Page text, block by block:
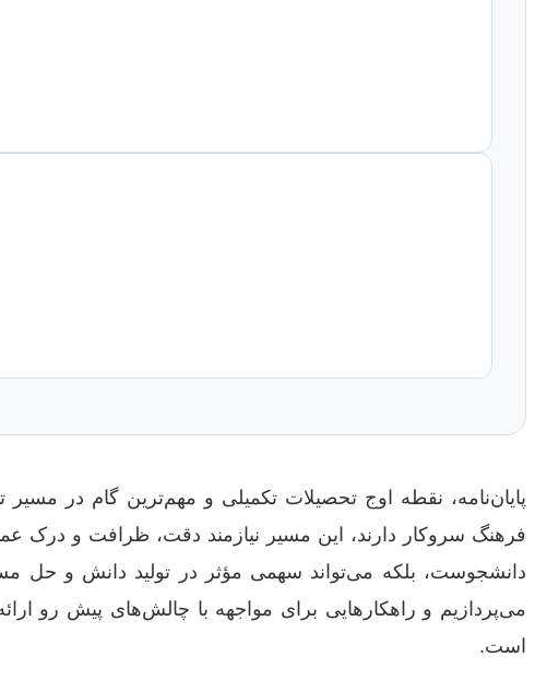
پایان‌نامه، نقطه اوج تحصیلات تکمیلی و مهم‌ترین گام در
فرهنگ سروکار دارند، این مسیر نیازمند دقت، ظرافت و درک
دانشجوست، بلکه می‌تواند سهمی مؤثر در تولید دانش و حل
می‌پردازیم و راهکارهایی برای مواجهه با چالش‌های پیش رو
است.